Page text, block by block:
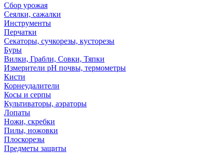
Сбор урожая
Сеялки, сажалки
Инструменты
Перчатки
Секаторы, сучкорезы, кусторезы
Буры
Вилки, Грабли, Совки, Тяпки
Измерители pH почвы, термометры
Кисти
Корнеудалители
Косы и серпы
Культиваторы, аэраторы
Лопаты
Ножи, скребки
Пилы, ножовки
Плоскорезы
Предметы защиты